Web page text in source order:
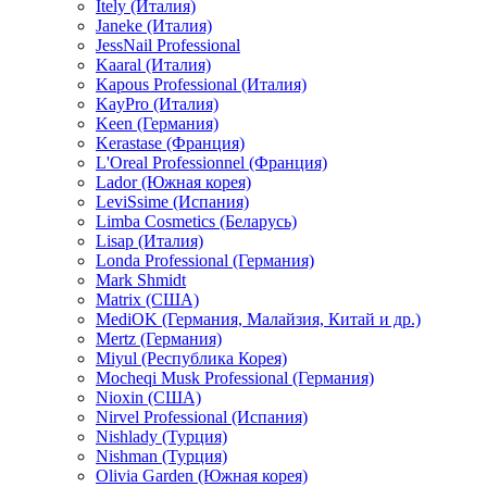
Itely (Италия)
Janeke (Италия)
JessNail Professional
Kaaral (Италия)
Kapous Professional (Италия)
KayPro (Италия)
Keen (Германия)
Kerastase (Франция)
L'Oreal Professionnel (Франция)
Lador (Южная корея)
LeviSsime (Испания)
Limba Cosmetics (Беларусь)
Lisap (Италия)
Londa Professional (Германия)
Mark Shmidt
Matrix (США)
MediOK (Германия, Малайзия, Китай и др.)
Mertz (Германия)
Miyul (Республика Корея)
Mocheqi Musk Professional (Германия)
Nioxin (США)
Nirvel Professional (Испания)
Nishlady (Турция)
Nishman (Турция)
Olivia Garden (Южная корея)